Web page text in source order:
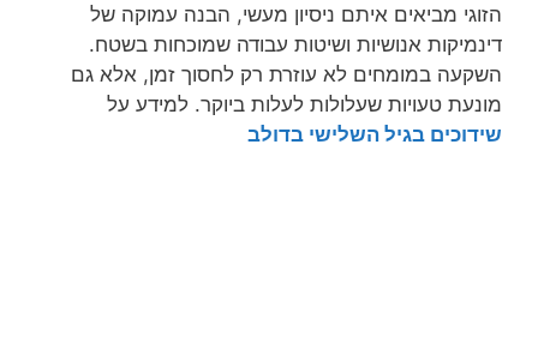
הזוגי מביאים איתם ניסיון מעשי, הבנה עמוקה של
דינמיקות אנושיות ושיטות עבודה שמוכחות בשטח.
השקעה במומחים לא עוזרת רק לחסוך זמן, אלא גם
מונעת טעויות שעלולות לעלות ביוקר. למידע על
שידוכים בגיל השלישי בדולב